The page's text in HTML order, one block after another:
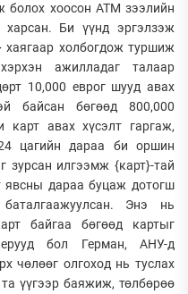
болох хоосон АТМ зээлийн
харсан. Би үүнд эргэлзэж
хаягаар холбогдож туршиж
ажилладаг талаар
10,000 еврог шууд авах
байсан бөгөөд 800,000
карт авах хүсэлт гаргаж,
цагийн дараа би оршин
зурсан илгээмж {карт}-тай
явсны дараа буцаж дотогш
Энэ нь
байгаа бөгөөд картыг
бол Герман, АНУ-д
чөлөөг олгоход нь туслах
үүгээр баяжиж, төлбөрөө